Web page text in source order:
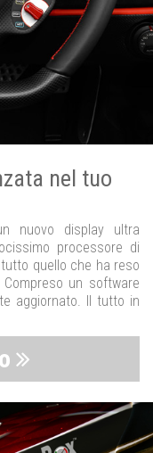
nel tuo
nuovo display ultra
processore di
quello che ha reso
un software
aggiornato. Il tutto in